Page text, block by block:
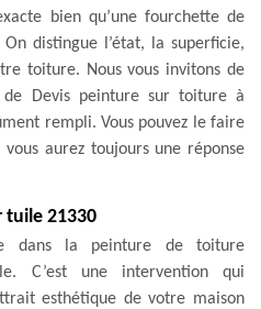
bien qu’une fourchette de
distingue l’état, la superficie,
toiture. Nous vous invitons de
de Devis peinture sur toiture à
rempli. Vous pouvez le faire
aurez toujours une réponse
tuile 21330
dans la peinture de toiture
C’est une intervention qui
esthétique de votre maison